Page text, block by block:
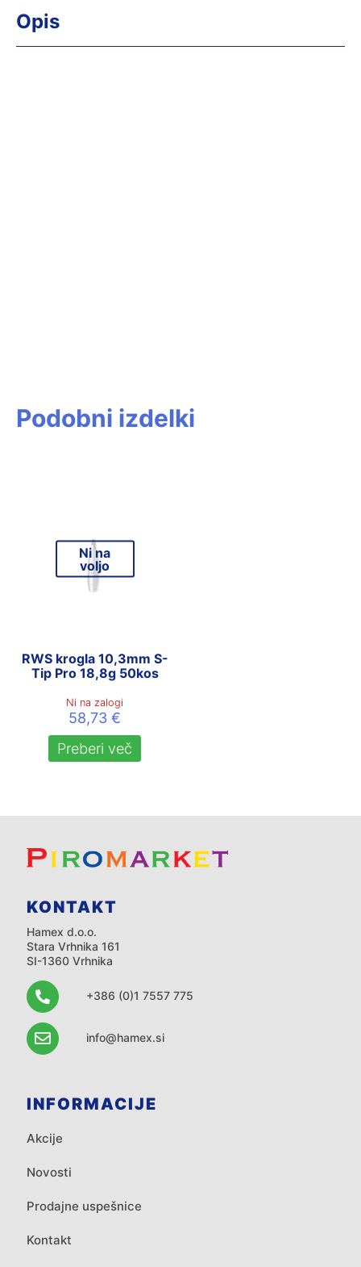
Opis
Podobni izdelki
Ni na
voljo
RWS krogla 10,3mm S-
Tip Pro 18,8g 50kos
Ni na zalogi
58,73€
Preberi več
KONTAKT
Hamex d.o.o.
Stara Vrhnika 161
SI-1360 Vrhnika
+386 (0)1 7557 775
info@hamex.si
INFORMACIJE
Akcije
Novosti
Prodajne uspešnice
Kontakt